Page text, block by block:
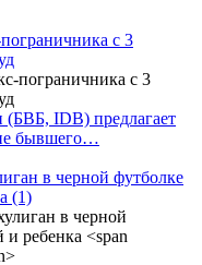
с 3
(БВБ, IDB) предлагает
бывшего…
в черной футболке
(1)